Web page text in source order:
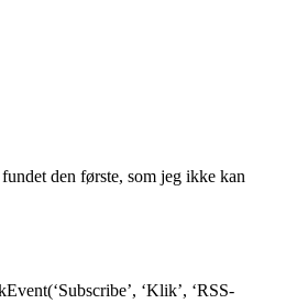
den første, som jeg ikke kan
‘Klik’, ‘RSS-